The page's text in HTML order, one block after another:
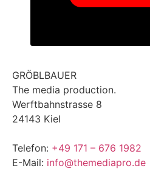
GRÖBLBAUER
The media production.
Werftbahnstrasse 8
24143 Kiel
Telefon: +49 171 – 676 1982
E-Mail: info@themediapro.de